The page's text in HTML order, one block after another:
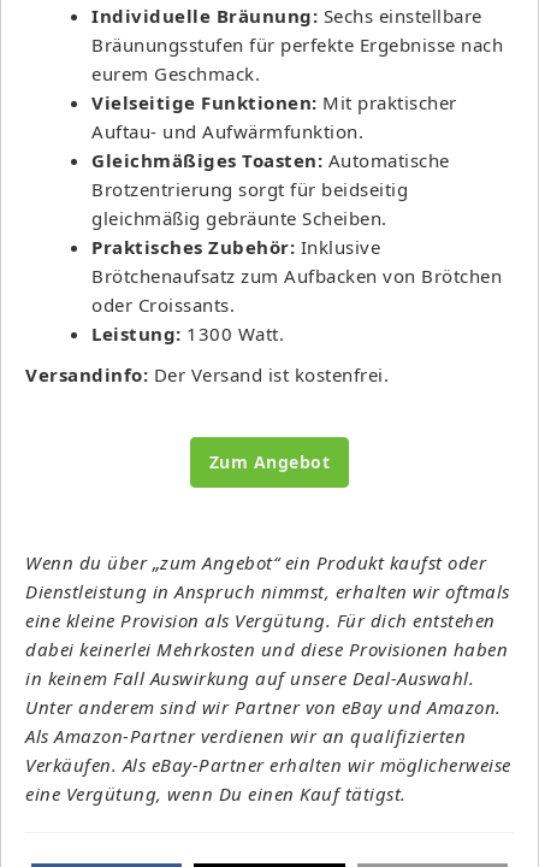
Individuelle Bräunung: Sechs einstellbare
Bräunungsstufen für perfekte Ergebnisse nach
eurem Geschmack.
Vielseitige Funktionen: Mit praktischer
Auftau- und Aufwärmfunktion.
Gleichmäßiges Toasten: Automatische
Brotzentrierung sorgt für beidseitig
gleichmäßig gebräunte Scheiben.
Praktisches Zubehör: Inklusive
Brötchenaufsatz zum Aufbacken von Brötchen
oder Croissants.
Leistung: 1300 Watt.
Versandinfo: Der Versand ist kostenfrei.
Zum Angebot
Wenn du über „zum Angebot“ ein Produkt kaufst oder
Dienstleistung in Anspruch nimmst, erhalten wir oftmals
eine kleine Provision als Vergütung. Für dich entstehen
dabei keinerlei Mehrkosten und diese Provisionen haben
in keinem Fall Auswirkung auf unsere Deal-Auswahl.
Unter anderem sind wir Partner von eBay und Amazon.
Als Amazon-Partner verdienen wir an qualifizierten
Verkäufen. Als eBay-Partner erhalten wir möglicherweise
eine Vergütung, wenn Du einen Kauf tätigst.